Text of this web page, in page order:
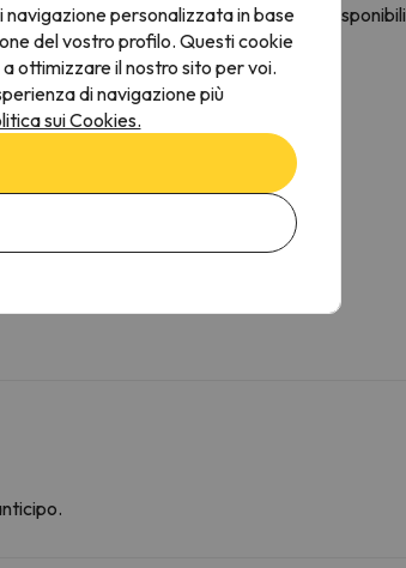
Gli asciugamani sono disponibili
Fan
personalizzata in base
del vostro profilo. Questi cookie
ottimizzare il nostro sito per voi.
di navigazione più
sui Cookies.